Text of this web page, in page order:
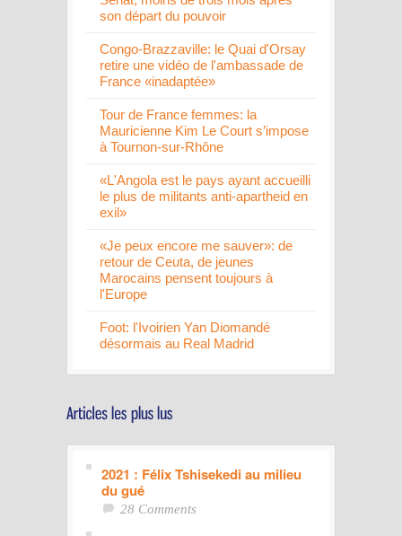
son départ du pouvoir
Congo-Brazzaville: le Quai d'Orsay
retire une vidéo de l'ambassade de
France «inadaptée»
Tour de France femmes: la
Mauricienne Kim Le Court s’impose
à Tournon-sur-Rhône
«L'Angola est le pays ayant accueilli
le plus de militants anti-apartheid en
exil»
«Je peux encore me sauver»: de
retour de Ceuta, de jeunes
Marocains pensent toujours à
l'Europe
Foot: l'Ivoirien Yan Diomandé
désormais au Real Madrid
2021 : Félix Tshisekedi au milieu
du gué
28 Comments